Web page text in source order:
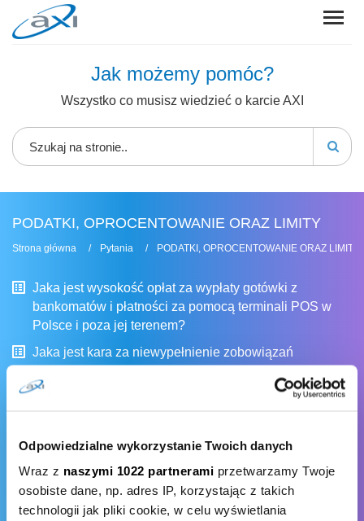
Odpowiedzialne wykorzystanie Twoich danych
Wraz z naszymi 1022 partnerami przetwarzamy Twoje
osobiste dane, np. adres IP, korzystając z takich
technologii jak pliki cookie, w celu wyświetlania
Jak możemy pomóc?
Wszystko co musisz wiedzieć o karcie AXI
PODATKI, OPROCENTOWANIE ORAZ LIMITY
Strona główna Pytania PODATKI, OPROCENTOWANIE ORAZ LIMITY
Jaka jest wysokość opłat za wypłaty gotówki z
bankomatów i płatności za pomocą terminali POS w
Polsce i poza jej terenem?
Jaka jest kara za niewypełnienie zobowiązań
Co oznacza obecne zobowiązanie na Karcie AXI?
Ile wynoszą roczne koszty oraz oprocentowanie na
Karcie AXI?